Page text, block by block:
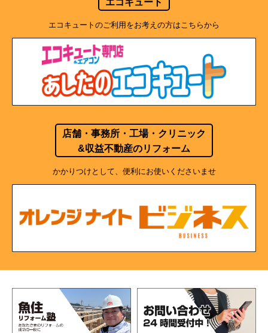
エコキュートのご利用をお考えの方はこちらから
店舗・事務所・工場・クリニック
&収益不動産のリフォーム
かかりつけとして、便利にお使いくださいませ